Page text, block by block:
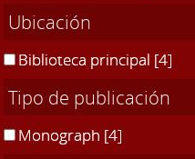
Ubicación
Biblioteca principal [4]
Tipo de publicación
Monograph [4]